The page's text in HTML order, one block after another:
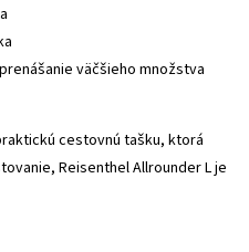
väčšieho množstva
cestovnú tašku, ktorá
Reisenthel Allrounder L je